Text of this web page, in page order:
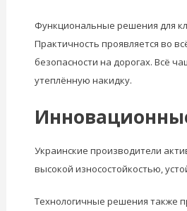
Функциональные решения для
Практичность проявляется во
безопасности на дорогах. Всё
утеплённую накидку.
Украинские производители
высокой износостойкостью,
Технологичные решения также